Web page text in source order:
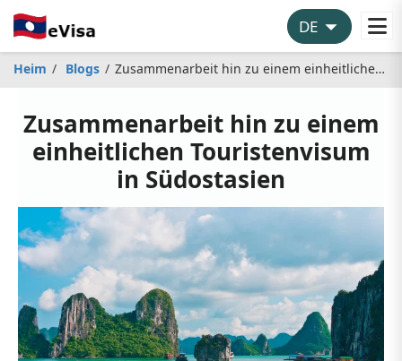
Heim Blogs Zusammenarbeit hin zu einem einheitlichen Touristenvisum in Südostasien
Zusammenarbeit hin zu einem
einheitlichen Touristenvisum
in Südostasien